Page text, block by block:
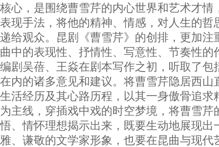
核心，是围绕曹雪芹的内心世界和艺术才情
表现手法，将他的精神、情感，对人生的哲
递给观众。昆剧《曹雪芹》的创排，更加注
曲中的表现性、抒情性、写意性、节奏
编剧吴蓓、王焱在剧本写作之初，听取了包
在内的诸多意见和建议。将曹雪芹隐居西山
生活经历及其心路历程，以其一身傲骨追求
为主线，穿插戏中戏的时空梦境，将曹雪芹
悟、情怀理想揭示出来，既要生动地展现出
雅、谦敬的文学家形象，也要在昆曲与现代